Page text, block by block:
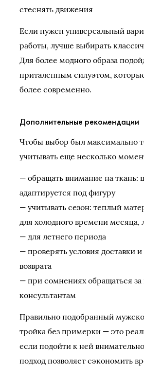
стеснять движения
Если нужен универсальный
работы, лучше выбирать
Для более модного образа
приталенным силуэтом,
более современно.
Дополнительные рекомендации
Чтобы выбор был максимально
учитывать еще несколько
— обращать внимание на ткань:
адаптируется под фигуру
— учитывать сезон: теплый
для холодного времени месяца,
— для летнего периода
— проверять условия доставки
возврата
— при сомнениях обращаться
консультантам
Правильно подобранный
тройка без примерки — это
если подойти к ней
подход позволяет сэкономить